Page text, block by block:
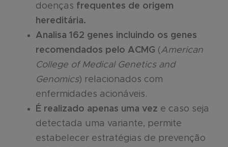
doenças frequentes de origem
hereditária.
Analisa 162 genes incluindo os genes
recomendados pelo ACMG (American
College of Medical Genetics and
Genomics) relacionados com
enfermidades acionáveis.
É realizado apenas uma vez e caso seja
detectada uma variante, permite
estabelecer estratégias de prevenção